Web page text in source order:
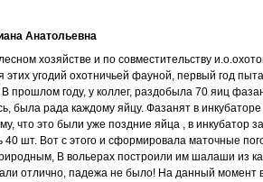
Анатольевна
хозяйстве и по совместительству
этих угодий охотничьей фауной, первый год
В прошлом году, у коллег, раздобыла 70 яиц
была рада каждому яйцу. Фазанят в
что это были уже поздние яйца , в инкубатор
40 шт. Вот с этого и сформировала маточные
В вольерах построили им шалаши из
отлично, падежа не было! На данный момент